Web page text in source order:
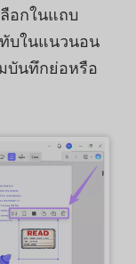
อกในแถบ
บในแนวนอน
บันทึกย่อหรือ